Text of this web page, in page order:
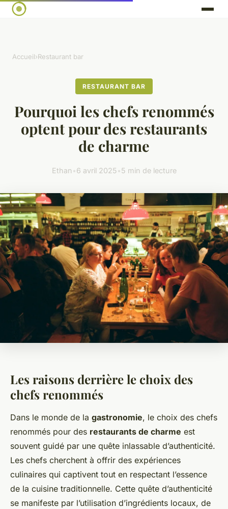
Accueil›Restaurant bar
RESTAURANT BAR
Pourquoi les chefs renommés
optent pour des restaurants
de charme
Ethan •6 avril 2025•5 min de lecture
Les raisons derrière le choix des
chefs renommés
Dans le monde de la gastronomie, le choix des chefs
renommés pour des restaurants de charme est
souvent guidé par une quête inlassable d’authenticité.
Les chefs cherchent à offrir des expériences
culinaires qui captivent tout en respectant l’essence
de la cuisine traditionnelle. Cette quête d’authenticité
se manifeste par l’utilisation d’ingrédients locaux, de